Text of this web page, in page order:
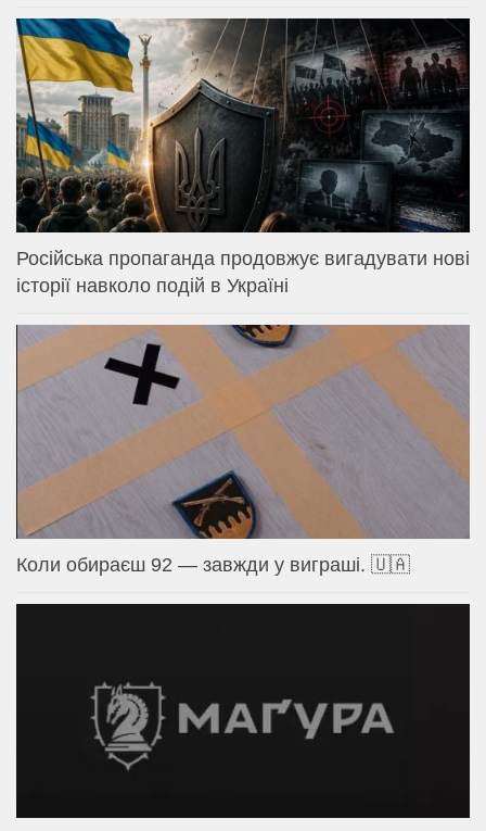
Російська пропаганда продовжує вигадувати нові
історії навколо подій в Україні
Коли обираєш 92 — завжди у виграші. 🇺🇦